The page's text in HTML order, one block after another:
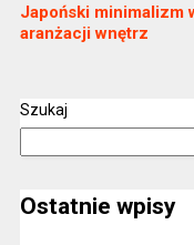
Japoński minimalizm
aranżacji wnętrz
Szukaj
Ostatnie wpisy